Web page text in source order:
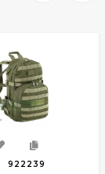
922239